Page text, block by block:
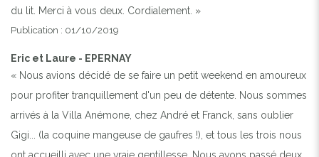
du lit. Merci à vous deux. Cordialement. »
Publication : 01/10/2019
Eric et Laure - EPERNAY
« Nous avions décidé de se faire un petit weekend en amoureux
pour profiter tranquillement d'un peu de détente. Nous sommes
arrivés à la Villa Anémone, chez André et Franck, sans oublier
Gigi... (la coquine mangeuse de gaufres !), et tous les trois nous